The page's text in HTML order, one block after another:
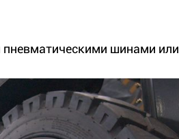
шинами или